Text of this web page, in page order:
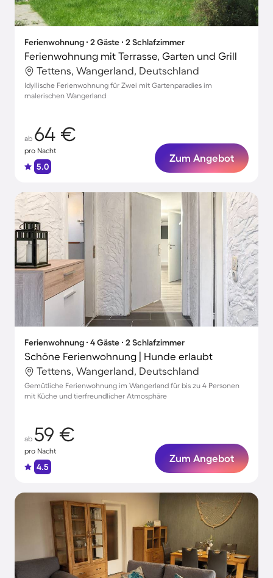
Ferienwohnung ∙ 2 Gäste ∙ 2 Schlafzimmer
Ferienwohnung mit Terrasse, Garten und Grill
Tettens, Wangerland, Deutschland
Idyllische Ferienwohnung für Zwei mit Gartenparadies im
malerischen Wangerland
ab 64 €
pro Nacht
5.0
Zum Angebot
Ferienwohnung ∙ 4 Gäste ∙ 2 Schlafzimmer
Schöne Ferienwohnung | Hunde erlaubt
Tettens, Wangerland, Deutschland
Gemütliche Ferienwohnung im Wangerland für bis zu 4 Personen
mit Küche und tierfreundlicher Atmosphäre
ab 59 €
pro Nacht
4.5
Zum Angebot